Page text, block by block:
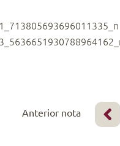
Anterior nota